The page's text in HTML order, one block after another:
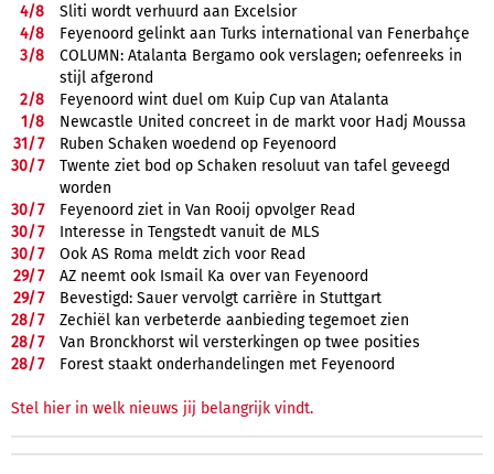
4/8
Sliti wordt verhuurd aan Excelsior
4/8
Feyenoord gelinkt aan Turks international van Fenerbahçe
3/8
COLUMN: Atalanta Bergamo ook verslagen; oefenreeks in
stijl afgerond
2/8
Feyenoord wint duel om Kuip Cup van Atalanta
1/8
Newcastle United concreet in de markt voor Hadj Moussa
31/7
Ruben Schaken woedend op Feyenoord
30/7
Twente ziet bod op Schaken resoluut van tafel geveegd
worden
30/7
Feyenoord ziet in Van Rooij opvolger Read
30/7
Interesse in Tengstedt vanuit de MLS
30/7
Ook AS Roma meldt zich voor Read
29/7
AZ neemt ook Ismail Ka over van Feyenoord
29/7
Bevestigd: Sauer vervolgt carrière in Stuttgart
28/7
Zechiël kan verbeterde aanbieding tegemoet zien
28/7
Van Bronckhorst wil versterkingen op twee posities
28/7 Forest staakt onderhandelingen met Feyenoord
Stel hier in welk nieuws jij belangrijk vindt.